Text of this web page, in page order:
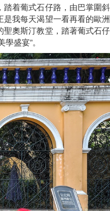
着葡式石仔路，由巴掌圍
我每天渴望一看再看的歐
奧斯汀教堂，踏著葡式石
盛宴”。